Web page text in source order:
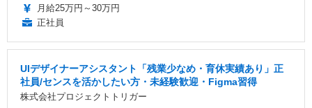
月給25万円～30万円
正社員
UIデザイナーアシスタント「残業少なめ・育休実績あり」正
社員/センスを活かしたい方・未経験歓迎・Figma習得
株式会社プロジェクトトリガー